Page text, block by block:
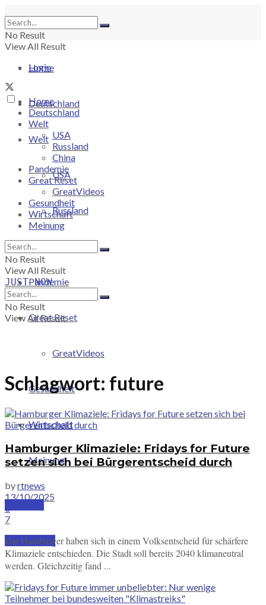
No Result
View All Result
Login
Home
Deutschland
Welt
USA
Russland
Pandemie
Great Reset
GreatVideos
Gesundheit
Wirtschaft
Meinung
SUBSCRIBE
Home
Deutschland
Welt
USA
Russland
China
Pandemie
Great Reset
GreatVideos
Gesundheit
Wirtschaft
Meinung
No Result
View All Result
JUST-NOW
No Result
View All Result
Schlagwort: future
Hamburger Klimaziele: Fridays for Future
setzen sich bei Bürgerentscheid durch
byrtnews
13/10/2025
0
7
Die Hamburger haben sich in einem Volksentscheid für schärfere
Klimaziele entschieden. Die Stadt soll bereits 2040 klimaneutral
werden. Gleichzeitig fand ...